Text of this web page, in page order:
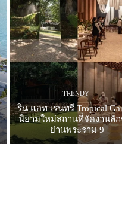
TRENDY
ริน แอท เรนทรี Tropical
นิยามใหม่สถานที่จัดงานลัก
ย่านพระราม 9